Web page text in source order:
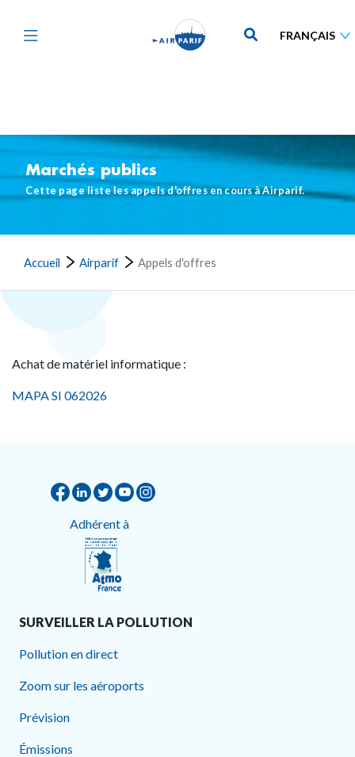
au
contenu
Marchés publics
Cette page liste les appels d'offres en cours à Airparif.
Accueil Airparif Appels d'offres
Achat de matériel informatique :
MAPA SI 062026
Adhérent à
SURVEILLER LA POLLUTION
Pollution en direct
Zoom sur les aéroports
Prévision
Émissions